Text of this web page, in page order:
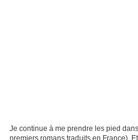
Je continue à me prendre les pied
premiers romans traduits en France).